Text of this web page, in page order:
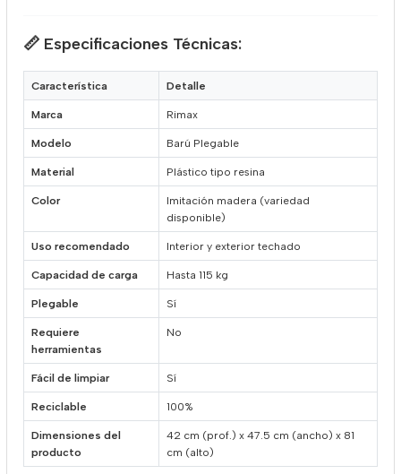
📏 Especificaciones Técnicas:
Característica Detalle
Marca Rimax
Modelo Barú Plegable
Material Plástico tipo resina
Color
Imitación madera (variedad
disponible)
Uso recomendado Interior y exterior techado
Capacidad de carga Hasta 115 kg
Plegable Sí
Requiere
herramientas
No
Fácil de limpiar Sí
Reciclable 100%
Dimensiones del
producto
42 cm (prof.) x 47.5 cm (ancho) x 81
cm (alto)